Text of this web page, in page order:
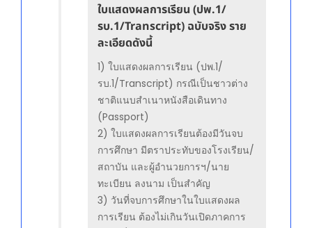
ใบแสดงผลการเรียน (ปพ.1/
รบ.1/Transcript) ฉบับจริง ราย
ละเอียดดังนี้
1) ใบแสดงผลการเรียน (ปพ.1/
รบ.1/Transcript) กรณีเป็นชาวต่าง
ชาติแนบสำเนาหนังสือเดินทาง
(Passport)
2) ใบแสดงผลการเรียนต้องมีวันจบ
การศึกษา มีตราประทับของโรงเรียน/
สถาบัน และผู้อำนวยการฯ/นาย
ทะเบียน ลงนาม เป็นสำคัญ
3) วันที่จบการศึกษาในใบแสดงผล
การเรียน ต้องไม่เกินวันเปิดภาคการ